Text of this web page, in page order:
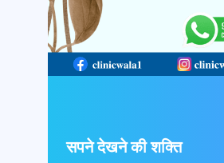
सपने देखने की शक्ति